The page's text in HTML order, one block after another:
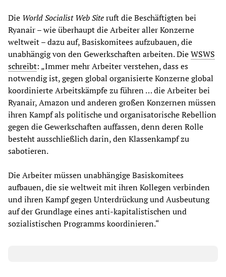
Die World Socialist Web Siteruft die Beschäftigten bei
Ryanair – wie überhaupt die Arbeiter aller Konzerne
weltweit – dazu auf, Basiskomitees aufzubauen, die
unabhängig von den Gewerkschaften arbeiten. DieWSWS
schreibt: „Immer mehr Arbeiter verstehen, dass es
notwendig ist, gegen global organisierte Konzerne global
koordinierte Arbeitskämpfe zu führen … die Arbeiter bei
Ryanair, Amazon und anderen großen Konzernen müssen
ihren Kampf als politische und organisatorische Rebellion
gegen die Gewerkschaften auffassen, denn deren Rolle
besteht ausschließlich darin, den Klassenkampf zu
sabotieren.
Die Arbeiter müssen unabhängige Basiskomitees
aufbauen, die sie weltweit mit ihren Kollegen verbinden
und ihren Kampf gegen Unterdrückung und Ausbeutung
auf der Grundlage eines anti-kapitalistischen und
sozialistischen Programms koordinieren.“